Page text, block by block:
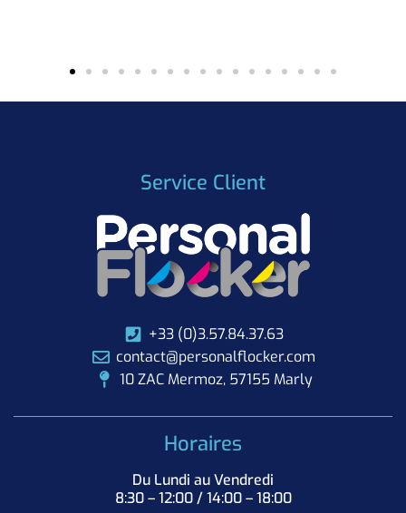
Service Client
+33 (0)3.57.84.37.63
contact@personalflocker.com
10 ZAC Mermoz, 57155 Marly
Horaires
Du Lundi au Vendredi
8:30 – 12:00 / 14:00 – 18:00